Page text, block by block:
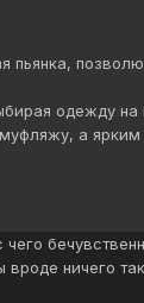
пьянка,
одежду на
а ярким
ничего